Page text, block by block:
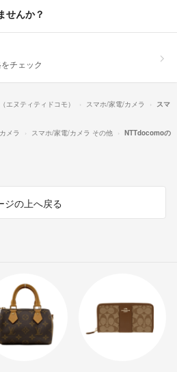
せんか？
チェック
エヌティティドコモ） スマホ/家電/カメラ
スマ
メラ スマホ/家電/カメラ その他
NTTdocomoの
ジの上へ戻る